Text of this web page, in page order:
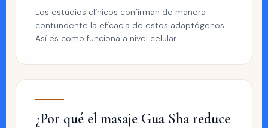
Los estudios clínicos confirman de manera
contundente la eficacia de estos adaptógenos.
Así es como funciona a nivel celular.
¿Por qué el masaje Gua Sha reduce